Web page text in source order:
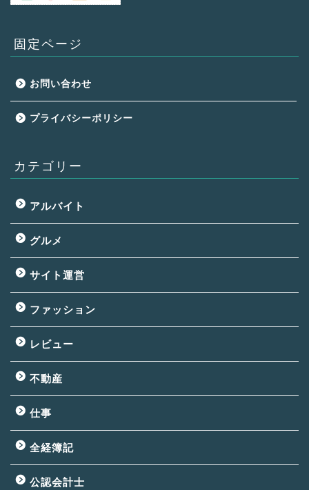
固定ページ
お問い合わせ
プライバシーポリシー
カテゴリー
アルバイト
グルメ
サイト運営
ファッション
レビュー
不動産
仕事
全経簿記
公認会計士